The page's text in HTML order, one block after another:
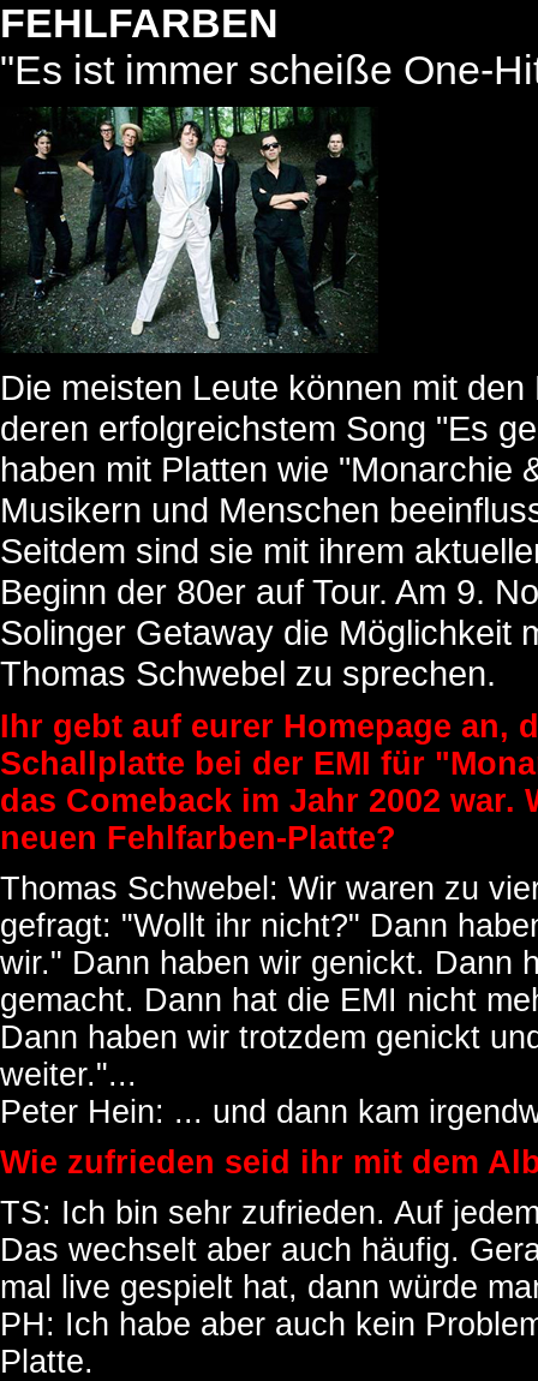
FEHLFARBEN
"Es ist immer scheiße One-
Die meisten Leute können mit
deren erfolgreichstem Song "Es
haben mit Platten wie "Monarchie
Musikern und Menschen
Seitdem sind sie mit ihrem
Beginn der 80er auf Tour. Am 9.
Solinger Getaway die Möglichkeit
Thomas Schwebel zu sprechen.
Ihr gebt auf eurer Homepage an,
Schallplatte bei der EMI für
das Comeback im Jahr 2002
neuen Fehlfarben-Platte?
Thomas Schwebel: Wir waren zu
gefragt: "Wollt ihr nicht?" Dann
wir." Dann haben wir genickt. Dann
gemacht. Dann hat die EMI nicht
Dann haben wir trotzdem genickt
weiter."...
Peter Hein: ... und dann kam
Wie zufrieden seid ihr mit dem
TS: Ich bin sehr zufrieden. Auf
Das wechselt aber auch häufig.
mal live gespielt hat, dann würde
PH: Ich habe aber auch kein
Platte.